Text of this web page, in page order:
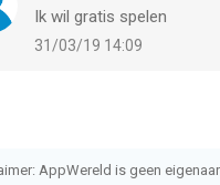
Ik wil gratis spelen
31/03/19 14:09
AppWereld is geen